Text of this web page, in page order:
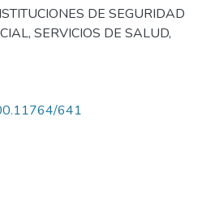
DE SEGURIDAD
, SERVICIOS DE SALUD,
641